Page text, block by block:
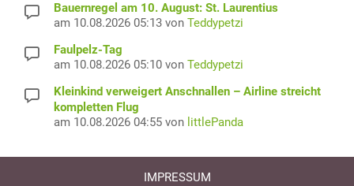
Bauernregel am 10. August: St. Laurentius
am 10.08.2026 05:13 von Teddypetzi
Faulpelz-Tag
am 10.08.2026 05:10 von Teddypetzi
Kleinkind verweigert Anschnallen – Airline streicht
kompletten Flug
am 10.08.2026 04:55 von littlePanda
IMPRESSUM